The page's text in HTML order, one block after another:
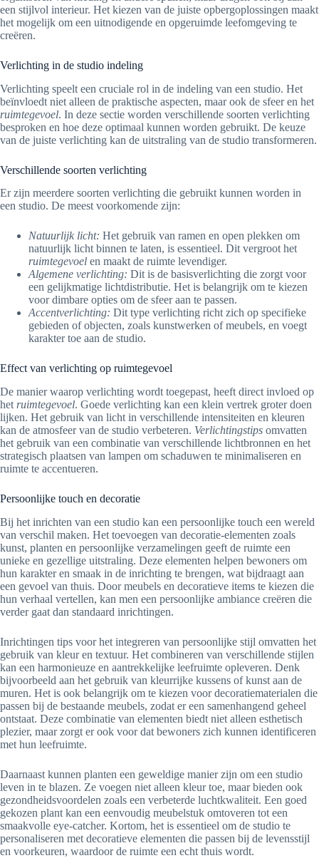
een stijlvol interieur. Het kiezen van de juiste opbergoplossingen maakt
het mogelijk om een uitnodigende en opgeruimde leefomgeving te
creëren.
Verlichting in de studio indeling
Verlichting speelt een cruciale rol in de indeling van een studio. Het
beïnvloedt niet alleen de praktische aspecten, maar ook de sfeer en het
ruimtegevoel. In deze sectie worden verschillende soorten verlichting
besproken en hoe deze optimaal kunnen worden gebruikt. De keuze
van de juiste verlichting kan de uitstraling van de studio transformeren.
Verschillende soorten verlichting
Er zijn meerdere soorten verlichting die gebruikt kunnen worden in
een studio. De meest voorkomende zijn:
Natuurlijk licht: Het gebruik van ramen en open plekken om
natuurlijk licht binnen te laten, is essentieel. Dit vergroot het
ruimtegevoel en maakt de ruimte levendiger.
Algemene verlichting: Dit is de basisverlichting die zorgt voor
een gelijkmatige lichtdistributie. Het is belangrijk om te kiezen
voor dimbare opties om de sfeer aan te passen.
Accentverlichting: Dit type verlichting richt zich op specifieke
gebieden of objecten, zoals kunstwerken of meubels, en voegt
karakter toe aan de studio.
Effect van verlichting op ruimtegevoel
De manier waarop verlichting wordt toegepast, heeft direct invloed op
het ruimtegevoel. Goede verlichting kan een klein vertrek groter doen
lijken. Het gebruik van licht in verschillende intensiteiten en kleuren
kan de atmosfeer van de studio verbeteren. Verlichtingstips omvatten
het gebruik van een combinatie van verschillende lichtbronnen en het
strategisch plaatsen van lampen om schaduwen te minimaliseren en
ruimte te accentueren.
Persoonlijke touch en decoratie
Bij het inrichten van een studio kan een persoonlijke touch een wereld
van verschil maken. Het toevoegen van decoratie-elementen zoals
kunst, planten en persoonlijke verzamelingen geeft de ruimte een
unieke en gezellige uitstraling. Deze elementen helpen bewoners om
hun karakter en smaak in de inrichting te brengen, wat bijdraagt aan
een gevoel van thuis. Door meubels en decoratieve items te kiezen die
hun verhaal vertellen, kan men een persoonlijke ambiance creëren die
verder gaat dan standaard inrichtingen.
Inrichtingen tips voor het integreren van persoonlijke stijl omvatten het
gebruik van kleur en textuur. Het combineren van verschillende stijlen
kan een harmonieuze en aantrekkelijke leefruimte opleveren. Denk
bijvoorbeeld aan het gebruik van kleurrijke kussens of kunst aan de
muren. Het is ook belangrijk om te kiezen voor decoratiematerialen die
passen bij de bestaande meubels, zodat er een samenhangend geheel
ontstaat. Deze combinatie van elementen biedt niet alleen esthetisch
plezier, maar zorgt er ook voor dat bewoners zich kunnen identificeren
met hun leefruimte.
Daarnaast kunnen planten een geweldige manier zijn om een studio
leven in te blazen. Ze voegen niet alleen kleur toe, maar bieden ook
gezondheidsvoordelen zoals een verbeterde luchtkwaliteit. Een goed
gekozen plant kan een eenvoudig meubelstuk omtoveren tot een
smaakvolle eye-catcher. Kortom, het is essentieel om de studio te
personaliseren met decoratieve elementen die passen bij de levensstijl
en voorkeuren, waardoor de ruimte een echt thuis wordt.